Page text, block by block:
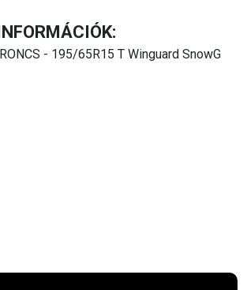
- 195/65R15 T Winguard SnowG